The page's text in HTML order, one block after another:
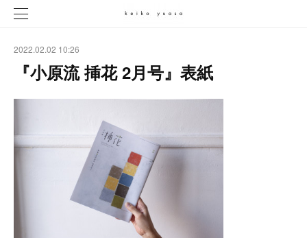
2022.02.02 10:26
『小原流 挿花 2月号』表紙